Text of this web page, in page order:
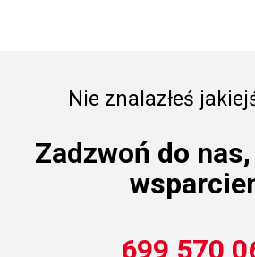
Nie znalazłeś
Zadzwoń do
699 570